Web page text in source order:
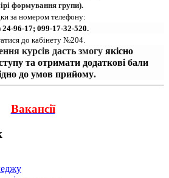
формування групи).
за номером телефону:
24-96-17; 099-17-32-520.
до кабінету №204.
курсів дасть змогу якісно
та отримати додаткові бали
до умов прийому.
Вакансії